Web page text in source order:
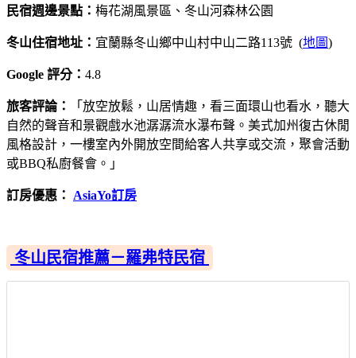
民宿週邊景點： 梅花湖風景區、冬山河森林公園
冬山住宿地址： 宜蘭縣冬山鄉中山村中山二路113號 (地圖)
Google 評分： 4.8
旅客評論：
「放空放鬆，山居情趣，看三面環山也看水，聽大
自然的聲音和景觀戲水池潺潺流水瀑布聲。美式加州復古休閒
風格設計，一樓室內外開放空間給客人共享或交流，聚會活動
或BBQ私廚餐會。」
訂房優惠： AsiaYo訂房
冬山民宿推薦－羅弗特民宿